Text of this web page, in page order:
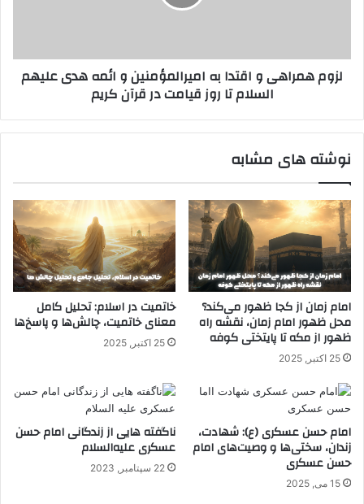
هدی
علیهم
در
لزوم همراهی و اقتدا به امیرالمؤمنین و ائمه هدی علیهم
السلام تا روز قیامت در قرآن کریم
نوشته های مشابه
امام زمان از کجا ظهور می‌کند؟
محل ظهور امام زمان، نقشه راه
ظهور از مکه تا پایتختی کوفه
25 اکتبر, 2025
خاتمیت در اسلام: تحلیل کامل
معنای خاتمیت، چالش‌ها و پاسخ‌ها
25 اکتبر, 2025
امام حسن عسکری (ع): شهادت،
زندان، سختی‌ها و وصیت‌های امام
حسن عسکری
15 می, 2025
ناگفته هایی از زندگانی امام حسن
عسکری علیه‌السلام
22 سپتامبر, 2023